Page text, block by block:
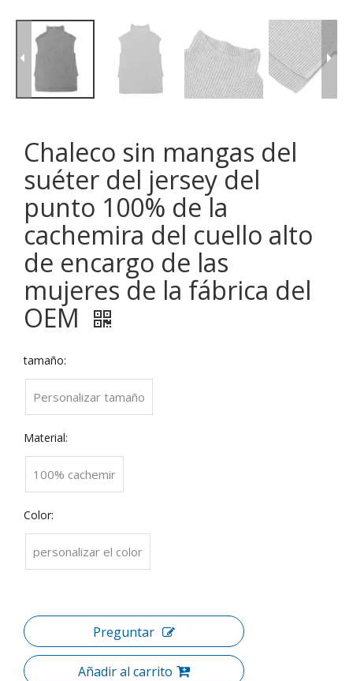
Chaleco sin mangas del
suéter del jersey del
punto 100% de la
cachemira del cuello alto
de encargo de las
mujeres de la fábrica del
OEM
tamaño:
Personalizar tamaño
Material:
100% cachemir
Color:
personalizar el color
Preguntar
Añadir al carrito